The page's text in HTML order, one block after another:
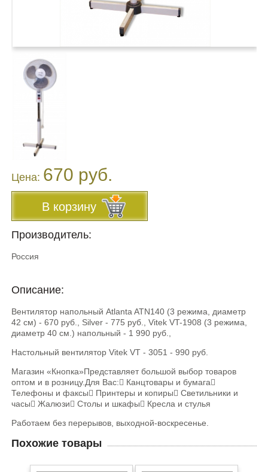
Цена: 670 руб.
В корзину
Производитель:
Россия
Описание:
Вентилятор напольный Atlanta ATN140 (3 режима, диаметр
42 см) - 670 руб., Silver - 775 руб., Vitek VT-1908 (3 режима,
диаметр 40 см.) напольный - 1 990 руб.,
Настольный вентилятор Vitek VT - 3051 - 990 руб.
Магазин «Кнопка»Представляет большой выбор товаров
оптом и в розницу.Для Вас: Канцтовары и бумага
Телефоны и факсы Принтеры и копиры Светильники и
часы Жалюзи Столы и шкафы Кресла и стулья
Работаем без перерывов, выходной-воскресенье.
Похожие товары